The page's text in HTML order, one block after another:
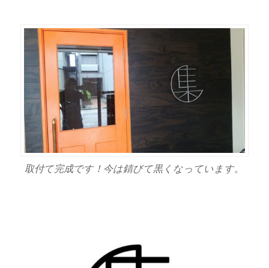
取付て完成です！今は錆びて黒くなっています。